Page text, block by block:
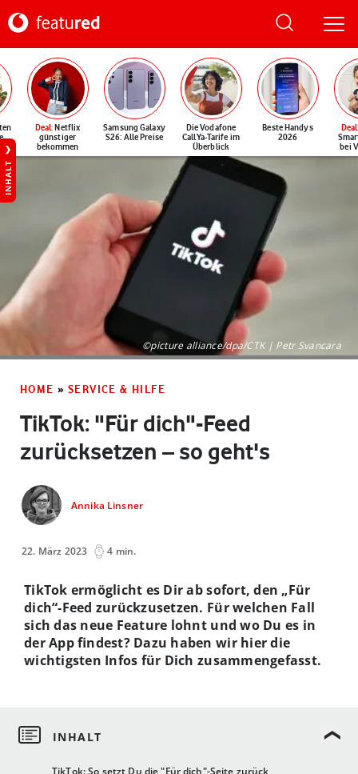
Deal: Netflix
günstiger
bekommen
Samsung Galaxy
S26: Alle Preise
Die Vodafone
CallYa-Tarife im
Überblick
Beste Handys
2026
Deal
bei
INHALT
©picture alliance/dpa/CTK | Petr Svancara
HOME » SERVICE & HILFE
TikTok: "Für dich"-Feed
zurücksetzen – so geht's
Annika Linsner
22. März 2023 4 min.
TikTok: So setzt Du die "Für dich"-Seite zurück
TikTok ermöglicht es Dir ab sofort, den „Für
dich“-Feed zurückzusetzen. Für welchen Fall
sich das neue Feature lohnt und wo Du es in
der App findest? Dazu haben wir hier die
wichtigsten Infos für Dich zusammengefasst.